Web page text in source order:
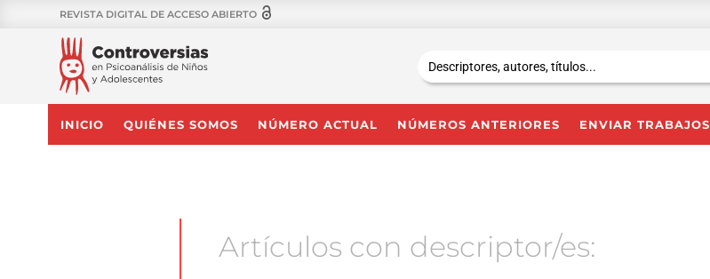
REVISTA DIGITAL DE ACCESO ABIERTO
INICIO QUIÉNES SOMOS NÚMERO ACTUAL NÚMEROS ANTERIORES ENVIAR TRABAJOS
Artículos con descriptor/es: